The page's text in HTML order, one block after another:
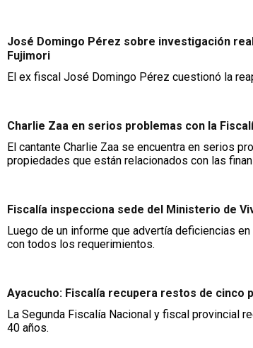
José Domingo Pérez sobre investigación
Fujimori
El ex fiscal José Domingo Pérez cuestionó la
Charlie Zaa en serios problemas con la
El cantante Charlie Zaa se encuentra en serios
propiedades que están relacionados con las
Fiscalía inspecciona sede del Ministerio de
Luego de un informe que advertía deficiencias
con todos los requerimientos.
Ayacucho: Fiscalía recupera restos de
La Segunda Fiscalía Nacional y fiscal provincial
40 años.